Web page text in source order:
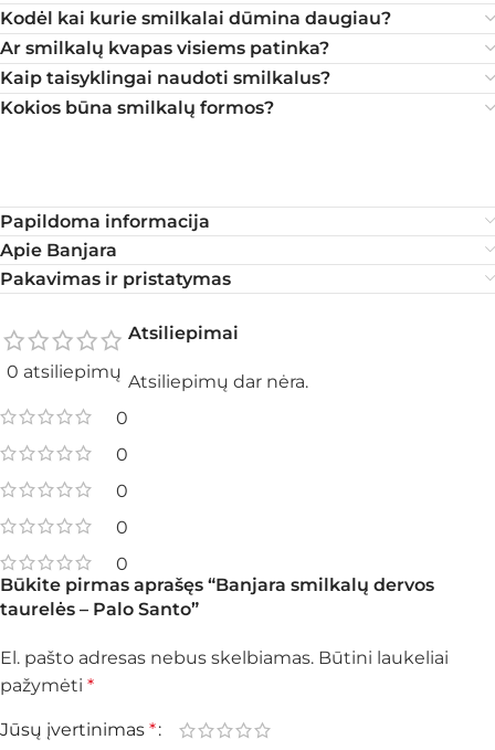
Kodėl kai kurie smilkalai dūmina daugiau?
Ar smilkalų kvapas visiems patinka?
Kaip taisyklingai naudoti smilkalus?
Kokios būna smilkalų formos?
Papildoma informacija
Apie Banjara
Pakavimas ir pristatymas
0 atsiliepimų
0
0
0
0
0
Atsiliepimai
Atsiliepimų dar nėra.
Būkite pirmas aprašęs “Banjara smilkalų dervos
taurelės – Palo Santo”
El. pašto adresas nebus skelbiamas. Būtini laukeliai
pažymėti *
Jūsų įvertinimas *